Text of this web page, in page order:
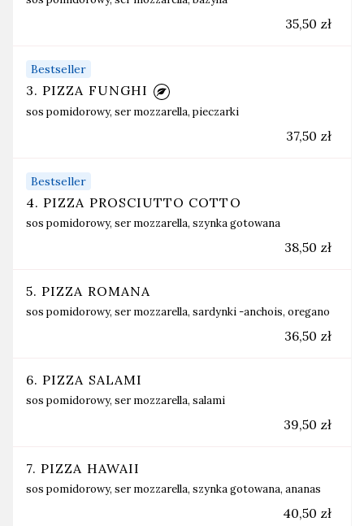
35,50 zł
Bestseller
3. PIZZA FUNGHI
sos pomidorowy, ser mozzarella, pieczarki
37,50 zł
Bestseller
4. PIZZA PROSCIUTTO COTTO
sos pomidorowy, ser mozzarella, szynka gotowana
38,50 zł
5. PIZZA ROMANA
sos pomidorowy, ser mozzarella, sardynki -anchois, oregano
36,50 zł
6. PIZZA SALAMI
sos pomidorowy, ser mozzarella, salami
39,50 zł
7. PIZZA HAWAII
sos pomidorowy, ser mozzarella, szynka gotowana, ananas
40,50 zł